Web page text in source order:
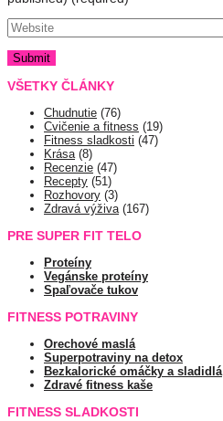
VŠETKY ČLÁNKY
Chudnutie (76)
Cvičenie a fitness (19)
Fitness sladkosti (47)
Krása(8)
Recenzie (47)
Recepty (51)
Rozhovory (3)
Zdravá výživa(167)
PRE SUPER FIT TELO
Proteíny
Vegánske proteíny
Spaľovače tukov
FITNESS POTRAVINY
Orechové maslá
Superpotraviny na detox
Bezkalorické omáčky a sladidlá
Zdravé fitness kaše
FITNESS SLADKOSTI